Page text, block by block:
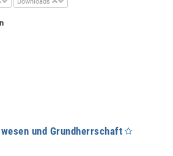
und Grundherrschaft